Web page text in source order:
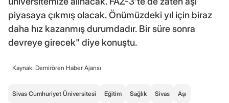
piyasaya çıkmış olacak. Önümüzdeki yıl için biraz
daha hız kazanmış durumdadır. Bir süre sonra
devreye girecek" diye konuştu.
Kaynak: Demirören Haber Ajansı
Sivas Cumhuriyet Üniversitesi Eğitim Sağlık Sivas Aşı